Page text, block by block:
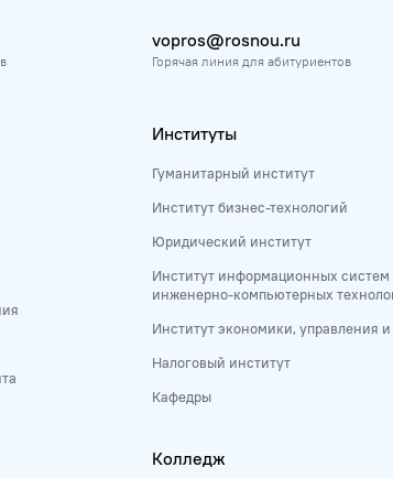
vopros@rosnou.ru
Горячая линия для абитуриентов
Институты
Гуманитарный институт
Институт бизнес-технологий
Юридический институт
Институт информационных систем
инженерно-компьютерных
Институт экономики, управления
Налоговый институт
Кафедры
Колледж